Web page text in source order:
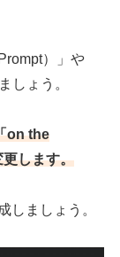
）」や
しょう。
on the
します。
しましょう。